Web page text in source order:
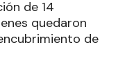
de 14
quedaron
de